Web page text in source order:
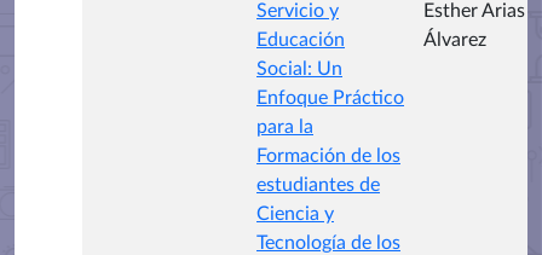
Servicio y
Educación
Social: Un
Enfoque Práctico
para la
Formación de los
estudiantes de
Ciencia y
Tecnología de los
Esther Arias
Álvarez